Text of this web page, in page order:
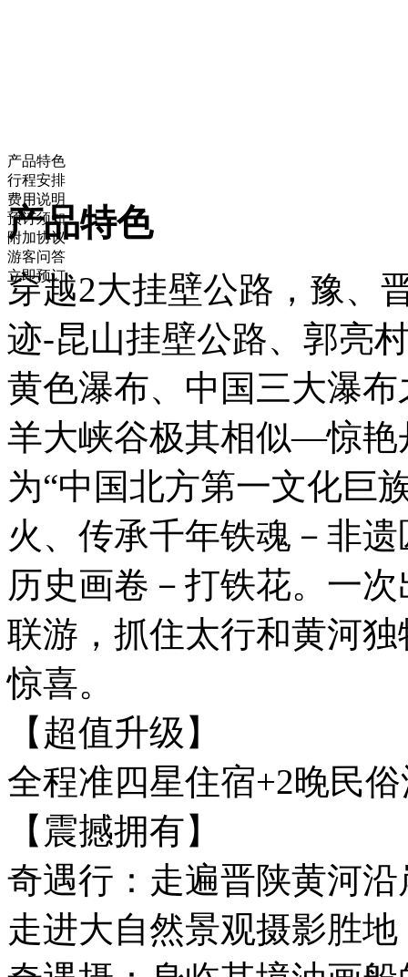
产品特色
行程安排
费用说明
预订须知
附加协议
游客问答
立即预订
产品特色
穿越2大挂壁公路，豫、
迹-昆山挂壁公路、郭亮
黄色瀑布、中国三大瀑
羊大峡谷极其相似—惊艳
为“中国北方第一文化巨
火、传承千年铁魂－非
历史画卷－打铁花。一
联游，抓住太行和黄河
惊喜。
【超值升级】
全程准四星住宿+2晚民
【震撼拥有】
奇遇行：走遍晋陕黄河
走进大自然景观摄影胜